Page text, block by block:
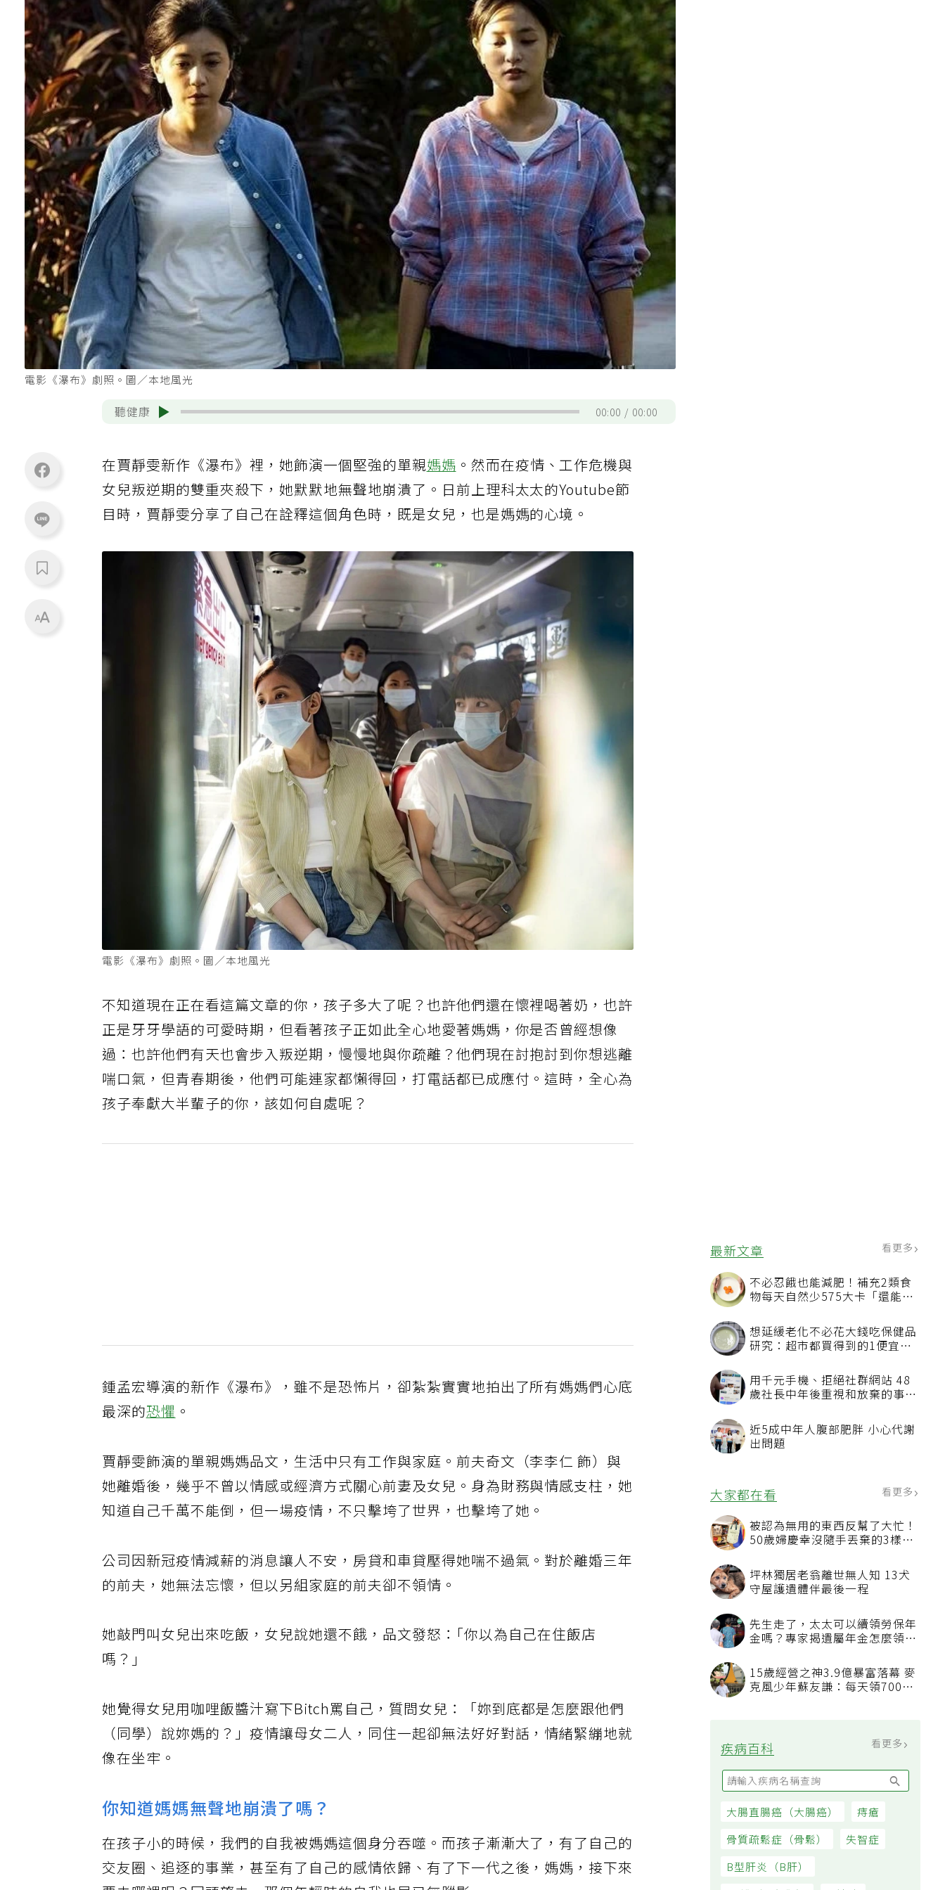
最新文章 看更多
不必忍餓也能減肥！補充2類食
物每天自然少575大卡「還能吃
想延緩老化不必花大錢吃保健品
研究：超市都買得到的1便宜食
用千元手機、拒絕社群網站 48
歲社長中年後重視和放棄的事：
近5成中年人腹部肥胖 小心代謝
出問題
大家都在看
被認為無用的東西反幫了大忙！
50歲婦慶幸沒隨手丟棄的3樣物
坪林獨居老翁離世無人知 13犬
守屋護遺體伴最後一程
先生走了，太太可以續領勞保年
看順位還要看資格
15歲經營之神3.9億暴富落幕 麥
疾病百科
電影《瀑布》劇照。圖／本地風光
聽健康 00:00 00:00
在賈靜雯新作《瀑布》裡，她飾演一個堅強的單親媽媽 。然而在疫情、工作危機與
女兒叛逆期的雙重夾殺下，她默默地無聲地崩潰了。日前上理科太太的Youtube節
目時，賈靜雯分享了自己在詮釋這個角色時，既是女兒，也是媽媽的心境。
電影《瀑布》劇照。圖／本地風光
不知道現在正在看這篇文章的你，孩子多大了呢？也許他們還在懷裡喝著奶，也許
正是牙牙學語的可愛時期，但看著孩子正如此全心地愛著媽媽，你是否曾經想像
過：也許他們有天也會步入叛逆期，慢慢地與你疏離？他們現在討抱討到你想逃離
喘口氣，但青春期後，他們可能連家都懶得回，打電話都已成應付。這時，全心為
孩子奉獻大半輩子的你，該如何自處呢？
鍾孟宏導演的新作《瀑布》，雖不是恐怖片，卻紮紮實實地拍出了所有媽媽們心底
最深的恐懼
賈靜雯飾演的單親媽媽品文，生活中只有工作與家庭。前夫奇文（李李仁 飾）與
她離婚後，幾乎不曾以情感或經濟方式關心前妻及女兒。身為財務與情感支柱，她
知道自己千萬不能倒，但一場疫情，不只擊垮了世界，也擊垮了她。
公司因新冠疫情減薪的消息讓人不安，房貸和車貸壓得她喘不過氣。對於離婚三年
的前夫，她無法忘懷，但以另組家庭的前夫卻不領情。
她敲門叫女兒出來吃飯，女兒說她還不餓，品文發怒：｢你以為自己在住飯店
嗎？｣
她覺得女兒用咖哩飯醬汁寫下Bitch罵自己，質問女兒：「妳到底都是怎麼跟他們
（同學）說妳媽的？」疫情讓母女二人，同住一起卻無法好好對話，情緒緊繃地就
像在坐牢。
你知道媽媽無聲地崩潰了嗎？
在孩子小的時候，我們的自我被媽媽這個身分吞噬。而孩子漸漸大了，有了自己的
交友圈、追逐的事業，甚至有了自己的感情依歸、有了下一代之後，媽媽，接下來